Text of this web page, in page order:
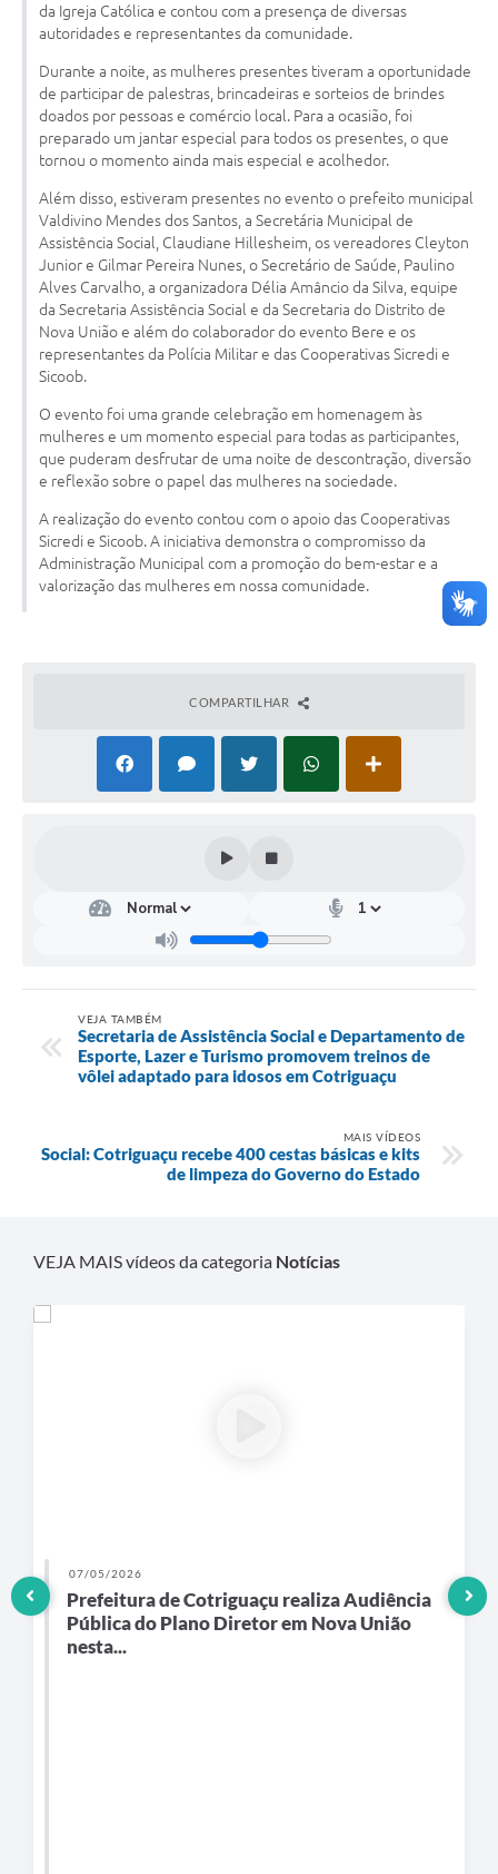
Contas Públicas
Legislação
Editais
Links
Serviços Online
Telefones Úteis
Enquete
Jornal
Agenda
Diário Oficial
Contato
da Igreja Católica e contou com a presença de diversas
autoridades e representantes da comunidade.
Durante a noite, as mulheres presentes tiveram a oportunidade
de participar de palestras, brincadeiras e sorteios de brindes
doados por pessoas e comércio local. Para a ocasião, foi
preparado um jantar especial para todos os presentes, o que
tornou o momento ainda mais especial e acolhedor.
Além disso, estiveram presentes no evento o prefeito municipal
Valdivino Mendes dos Santos, a Secretária Municipal de
Assistência Social, Claudiane Hillesheim, os vereadores Cleyton
Junior e Gilmar Pereira Nunes, o Secretário de Saúde, Paulino
Alves Carvalho, a organizadora Délia Amâncio da Silva, equipe
da Secretaria Assistência Social e da Secretaria do Distrito de
Nova União e além do colaborador do evento Bere e os
representantes da Polícia Militar e das Cooperativas Sicredi e
Sicoob.
O evento foi uma grande celebração em homenagem às
mulheres e um momento especial para todas as participantes,
que puderam desfrutar de uma noite de descontração, diversão
e reflexão sobre o papel das mulheres na sociedade.
A realização do evento contou com o apoio das Cooperativas
Sicredi e Sicoob. A iniciativa demonstra o compromisso da
Administração Municipal com a promoção do bem-estar e a
valorização das mulheres em nossa comunidade.
COMPARTILHAR
VEJA TAMBÉM
Secretaria de Assistência Social e Departamento de
Esporte, Lazer e Turismo promovem treinos de
vôlei adaptado para idosos em Cotriguaçu
MAIS VÍDEOS
Social: Cotriguaçu recebe 400 cestas básicas e kits
de limpeza do Governo do Estado
VEJA MAIS vídeos da categoria Notícias
07/05/2026
Prefeitura de Cotriguaçu realiza Audiência
Pública do Plano Diretor em Nova União
nesta...